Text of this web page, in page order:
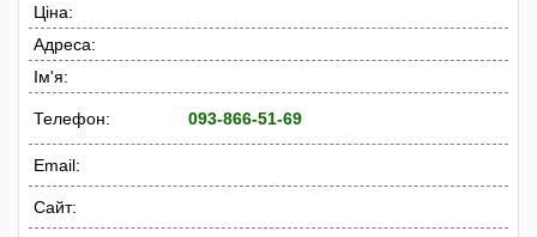
Ціна:
Адреса:
Ім'я:
Телефон: 093-866-51-69
Email:
Сайт: